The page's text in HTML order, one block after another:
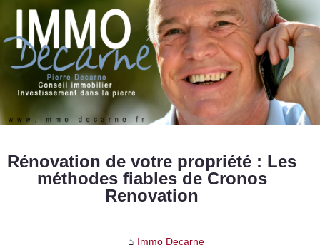
Rénovation de votre propriété : Les
méthodes fiables de Cronos
Renovation
Immo Decarne